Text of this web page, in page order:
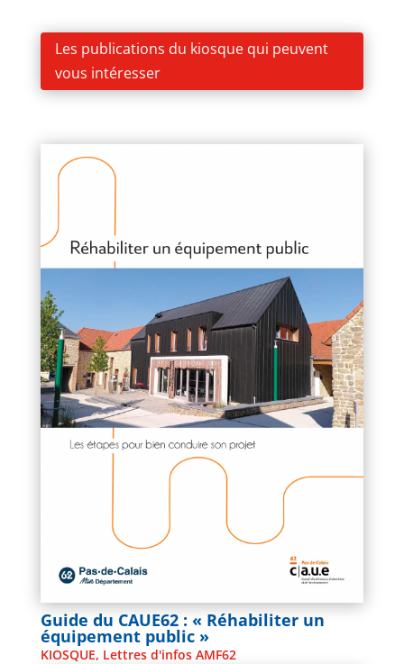
Les publications du kiosque qui peuvent
vous intéresser
Guide du CAUE62 : « Réhabiliter un
équipement public »
KIOSQUE, Lettres d'infos AMF62